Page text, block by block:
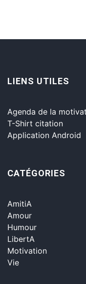
LIENS UTILES
Agenda de la
T-Shirt citation
Application Android
CATÉGORIES
AmitiA
Amour
Humour
LibertA
Motivation
Vie